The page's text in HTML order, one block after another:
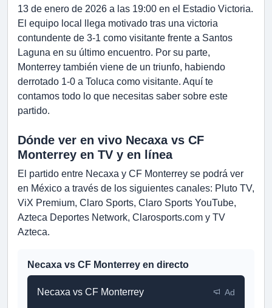
13 de enero de 2026 a las 19:00 en el Estadio Victoria.
El equipo local llega motivado tras una victoria
contundente de 3-1 como visitante frente a Santos
Laguna en su último encuentro. Por su parte,
Monterrey también viene de un triunfo, habiendo
derrotado 1-0 a Toluca como visitante. Aquí te
contamos todo lo que necesitas saber sobre este
partido.
Dónde ver en vivo Necaxa vs CF
Monterrey en TV y en línea
El partido entre Necaxa y CF Monterrey se podrá ver
en México a través de los siguientes canales: Pluto TV,
ViX Premium, Claro Sports, Claro Sports YouTube,
Azteca Deportes Network, Clarosports.com y TV
Azteca.
Necaxa vs CF Monterrey en directo
Necaxa vs CF Monterrey Ad